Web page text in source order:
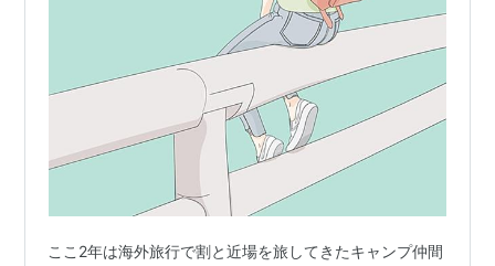
ここ2年は海外旅行で割と近場を旅してきたキャンプ仲間